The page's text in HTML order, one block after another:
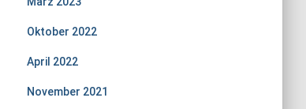
Oktober 2022
April 2022
November 2021